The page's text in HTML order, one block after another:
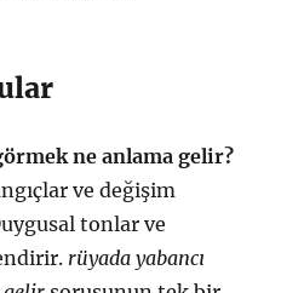
ne anlama gelir?
ve değişim
tonlar ve
rüyada yabancı